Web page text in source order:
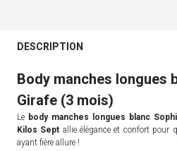
DESCRIPTION
Body manches longues
Girafe (3 mois)
Le body manches longues blanc
Kilos Sept allie élégance et confort pour
ayant fière allure !